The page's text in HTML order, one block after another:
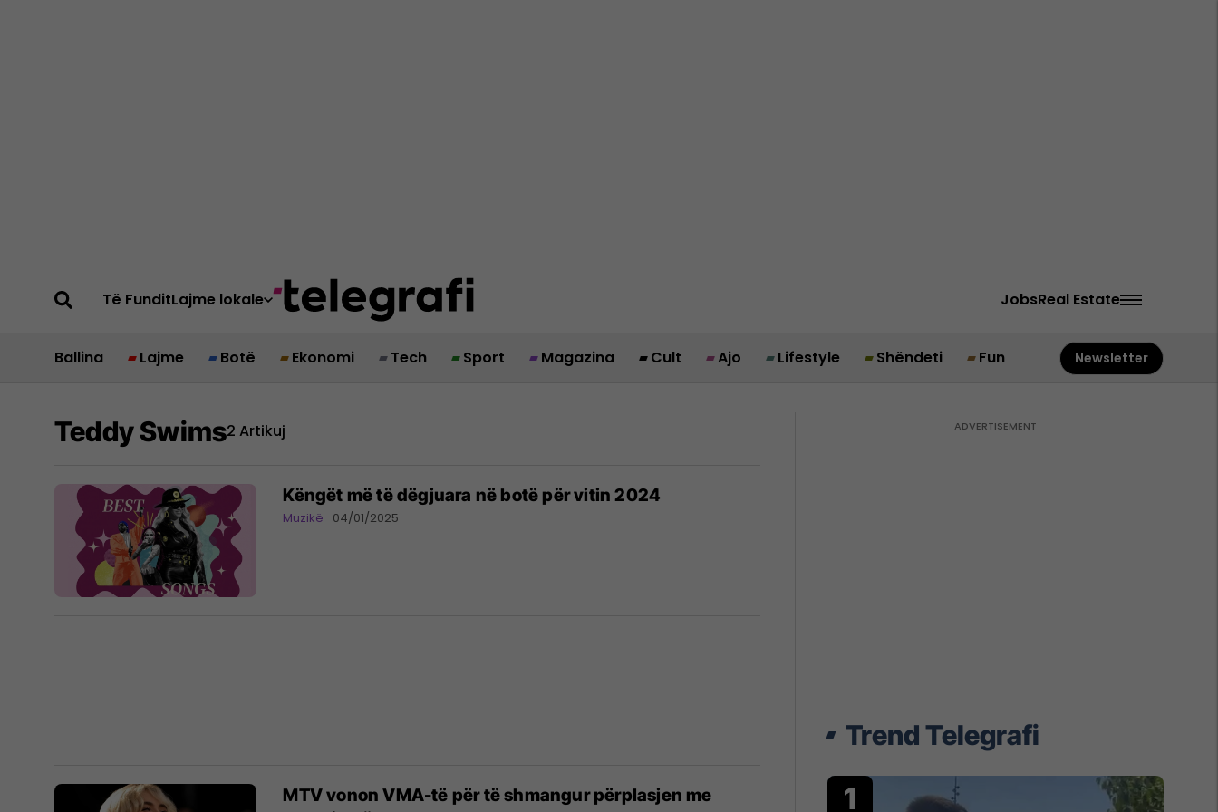
Të FunditLajme lokale JobsReal Estate
Ballina Lajme Botë Ekonomi Tech Sport Magazina Cult Ajo Lifestyle Shëndeti Fun Newsletter
Teddy Swims2 Artikuj
Këngët më të dëgjuara në botë për vitin 2024
Muzikë 04/01/2025
MTV vonon VMA-të për të shmangur përplasjen me
Trend Telegrafi